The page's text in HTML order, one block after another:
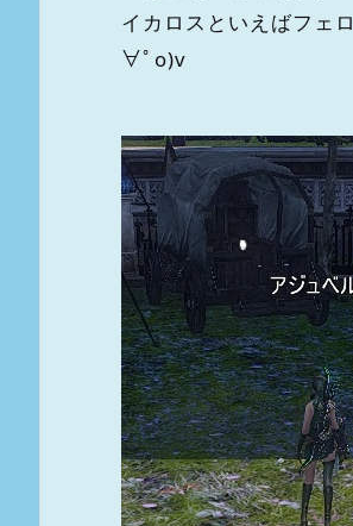
イカロスといえばフェ
∀ﾟo)v